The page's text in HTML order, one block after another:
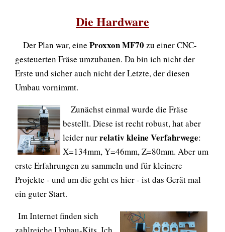
Die Hardware
Der Plan war, eine Proxxon MF70 zu einer CNC-
gesteuerten Fräse umzubauen. Da bin ich nicht der
Erste und sicher auch nicht der Letzte, der diesen
Umbau vornimmt.
Zunächst einmal wurde die Fräse
bestellt. Diese ist recht robust, hat aber
leider nurrelativ kleine Verfahrwege:
X=134mm, Y=46mm, Z=80mm. Aber um
erste Erfahrungen zu sammeln und für kleinere
Projekte - und um die geht es hier - ist das Gerät mal
ein guter Start.
Im Internet finden sich